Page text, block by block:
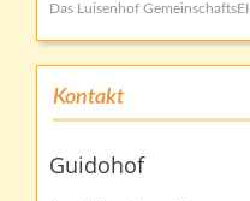
Das Luisenhof GemeinschaftsEI
Kontakt
Guidohof